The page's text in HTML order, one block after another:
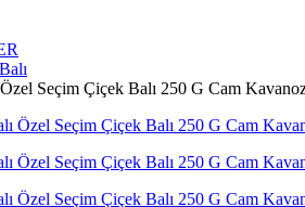
Seçim Çiçek Balı 250 G Cam